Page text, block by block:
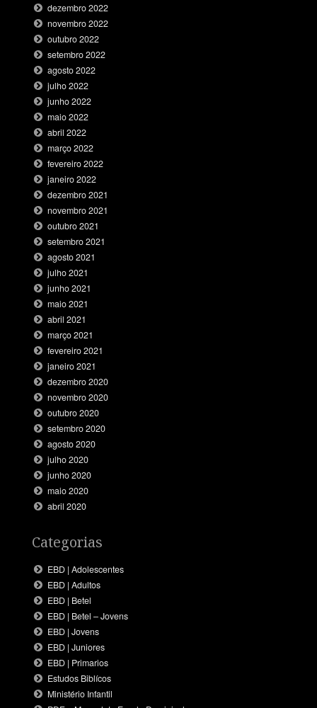
dezembro 2022
novembro 2022
outubro 2022
setembro 2022
agosto 2022
julho 2022
junho 2022
maio 2022
abril 2022
março 2022
fevereiro 2022
janeiro 2022
dezembro 2021
novembro 2021
outubro 2021
setembro 2021
agosto 2021
julho 2021
junho 2021
maio 2021
abril 2021
março 2021
fevereiro 2021
janeiro 2021
dezembro 2020
novembro 2020
outubro 2020
setembro 2020
agosto 2020
julho 2020
junho 2020
maio 2020
abril 2020
Categorias
EBD | Adolescentes
EBD | Adultos
EBD | Betel
EBD | Betel – Jovens
EBD | Jovens
EBD | Juniores
EBD | Primarios
Estudos Biblícos
Ministério Infantil